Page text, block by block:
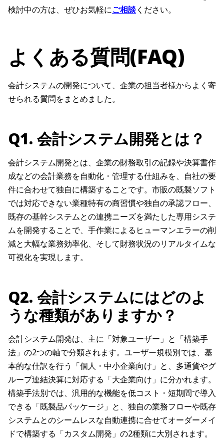
検討中の方は、ぜひお気軽にご相談ください。
よくある質問(FAQ)
会計システムの開発について、企業の担当者様からよく寄
せられる質問をまとめました。
Q1. 会計システム開発とは？
会計システム開発とは、企業の財務取引の記録や決算書作
成などの会計業務を自動化・管理する仕組みを、自社の要
件に合わせて独自に構築することです。市販の既製ソフト
では対応できない業種特有の商習慣や独自の承認フロー、
既存の基幹システムとの連携ニーズを満たした専用システ
ムを開発することで、手作業によるヒューマンエラーの削
減と大幅な業務効率化、そして財務状況のリアルタイムな
可視化を実現します。
Q2. 会計システムにはどのよ
うな種類がありますか？
会計システム開発は、主に「対象ユーザー」と「構築手
法」の2つの軸で分類されます。ユーザー規模別では、基
本的な仕訳を行う「個人・中小企業向け」と、多通貨やグ
ループ連結決算に対応する「大企業向け」に分かれます。
構築手法別では、汎用的な機能を低コスト・短期間で導入
できる「既製品パッケージ」と、独自の業務フローや既存
システムとのシームレスな自動連携に合せてオーダーメイ
ドで構築する「カスタム開発」の2種類に大別されます。